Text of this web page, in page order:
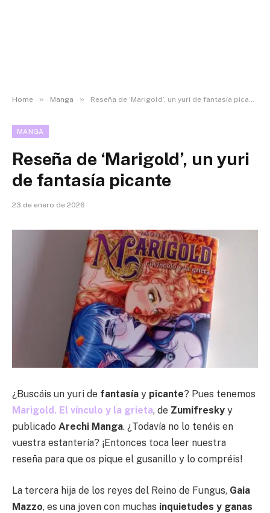
Home » Manga » Reseña de ‘Marigold’, un yuri de fantasía picante
MANGA
Reseña de ‘Marigold’, un yuri
de fantasía picante
23 de enero de 2026
¿Buscáis un yuri de fantasía y picante? Pues tenemos
Marigold. El vínculo y la grieta, de Zumifresky y
publicado Arechi Manga. ¿Todavía no lo tenéis en
vuestra estantería? ¡Entonces toca leer nuestra
reseña para que os pique el gusanillo y lo compréis!
La tercera hija de los reyes del Reino de Fungus, Gaia
Mazzo, es una joven con muchas inquietudes y ganas